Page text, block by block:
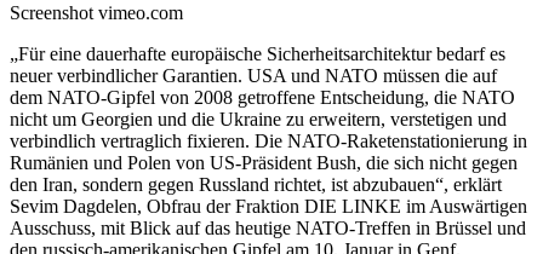
Screenshot vimeo.com
„Für eine dauerhafte europäische Sicherheitsarchitektur bedarf es
neuer verbindlicher Garantien. USA und NATO müssen die auf
dem NATO-Gipfel von 2008 getroffene Entscheidung, die NATO
nicht um Georgien und die Ukraine zu erweitern, verstetigen und
verbindlich vertraglich fixieren. Die NATO-Raketenstationierung in
Rumänien und Polen von US-Präsident Bush, die sich nicht gegen
den Iran, sondern gegen Russland richtet, ist abzubauen“, erklärt
Sevim Dagdelen, Obfrau der Fraktion DIE LINKE im Auswärtigen
Ausschuss, mit Blick auf das heutige NATO-Treffen in Brüssel und
den russisch-amerikanischen Gipfel am 10. Januar in Genf.